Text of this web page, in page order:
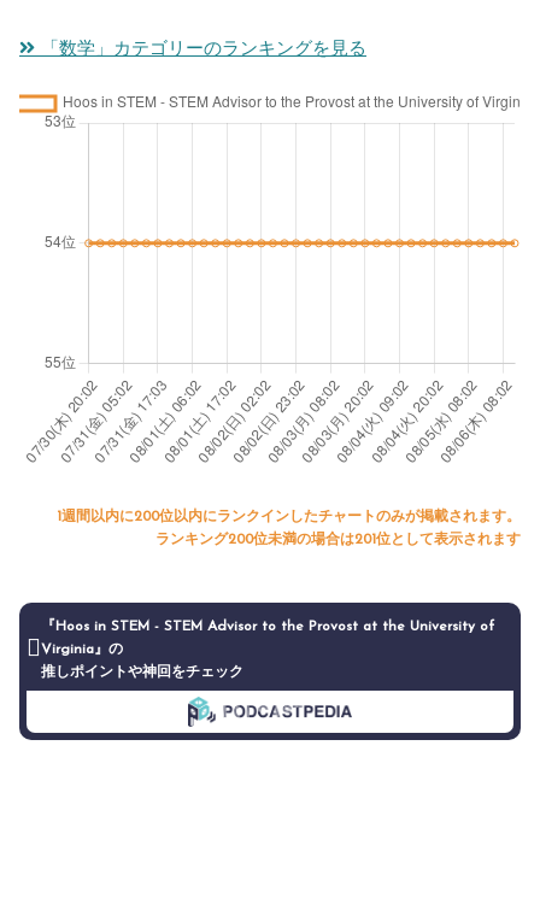
「数学」カテゴリーのランキングを見る
1週間以内に200位以内にランクインしたチャートのみが掲載されます。
ランキング200位未満の場合は201位として表示されます
『Hoos in STEM - STEM Advisor to the Provost at the University of
Virginia』の
推しポイントや神回をチェック